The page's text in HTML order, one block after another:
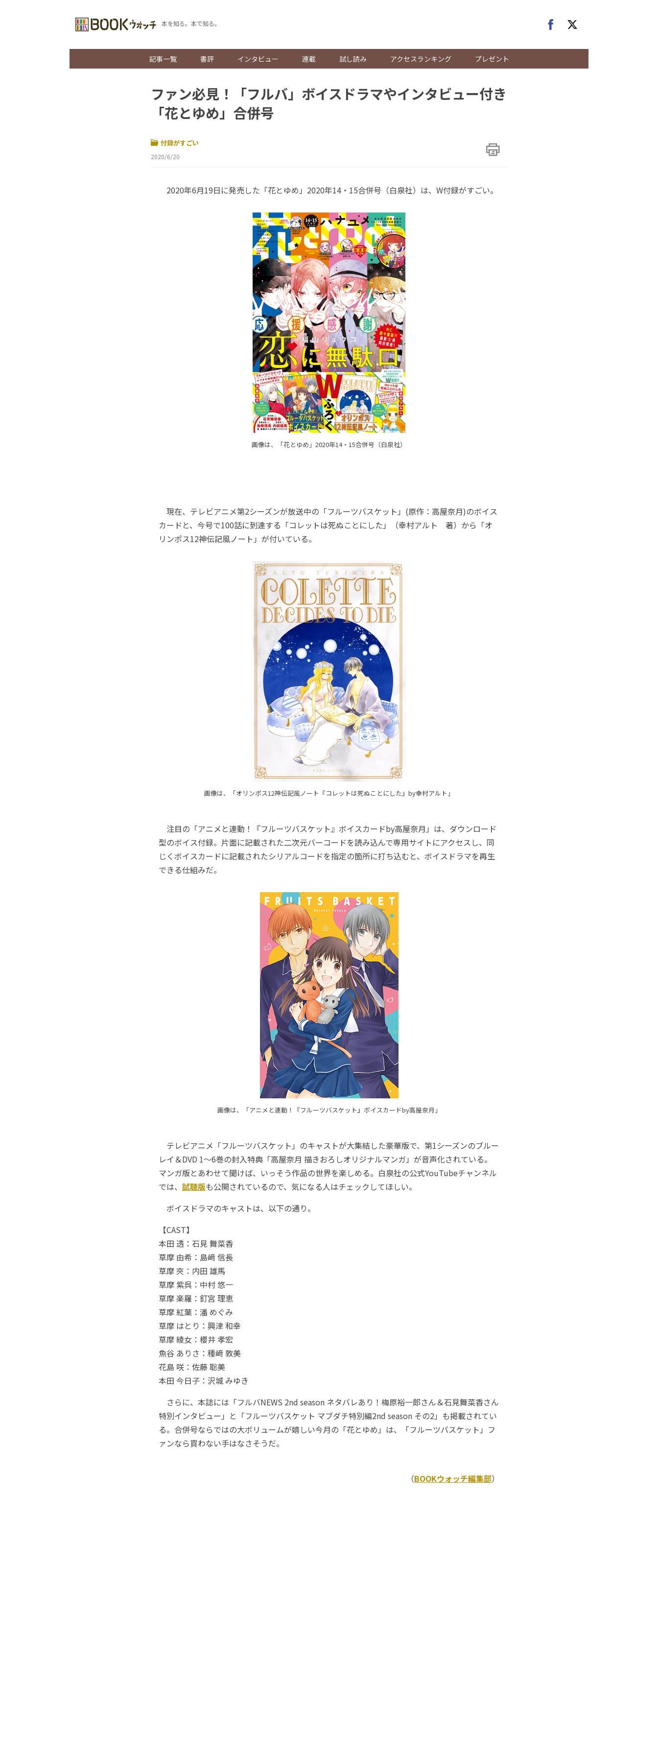
本を知る。本で知る。
記事一覧 書評 インタビュー 連載 試し読み アクセスランキング プレゼント
ファン必見！「フルバ」ボイスドラマやインタビュー付き
「花とゆめ」合併号
付録がすごい
2020/6/20
2020年6月19日に発売した「花とゆめ」2020年14・15合併号（白泉社）は、W付録がすごい。
画像は、「花とゆめ」2020年14・15合併号（白泉社）
現在、テレビアニメ第2シーズンが放送中の「フルーツバスケット」(原作：高屋奈月)のボイス
カードと、今号で100話に到達する「コレットは死ぬことにした」（幸村アルト 著）から「オ
リンポス12神伝記風ノート」が付いている。
画像は、「オリンポス12神伝記風ノート『コレットは死ぬことにした』by幸村アルト」
注目の「アニメと連動！『フルーツバスケット』ボイスカードby高屋奈月」は、ダウンロード
型のボイス付録。片面に記載された二次元バーコードを読み込んで専用サイトにアクセスし、同
じくボイスカードに記載されたシリアルコードを指定の箇所に打ち込むと、ボイスドラマを再生
できる仕組みだ。
画像は、「アニメと連動！『フルーツバスケット』ボイスカードby高屋奈月」
テレビアニメ「フルーツバスケット」のキャストが大集結した豪華版で、第1シーズンのブルー
レイ＆DVD 1～6巻の封入特典「高屋奈月 描きおろしオリジナルマンガ」が音声化されている。
マンガ版とあわせて聞けば、いっそう作品の世界を楽しめる。白泉社の公式YouTubeチャンネル
では、 試聴版も公開されているので、気になる人はチェックしてほしい。
ボイスドラマのキャストは、以下の通り。
【CAST】
本田 透：石見 舞菜香
草摩 由希：島﨑 信長
草摩 夾：内田 雄馬
草摩 紫呉：中村 悠一
草摩 楽羅：釘宮 理恵
草摩 紅葉：潘 めぐみ
草摩 はとり：興津 和幸
草摩 綾女：櫻井 孝宏
魚谷 ありさ：種﨑 敦美
花島 咲：佐藤 聡美
本田 今日子：沢城 みゆき
さらに、本誌には「フルバNEWS 2nd season ネタバレあり！梅原裕一郎さん＆石見舞菜香さん
特別インタビュー」と「フルーツバスケット マブダチ特別編2nd season その2」も掲載されてい
る。合併号ならではの大ボリュームが嬉しい今月の「花とゆめ」は、「フルーツバスケット」フ
ァンなら買わない手はなさそうだ。
（BOOKウォッチ編集部）